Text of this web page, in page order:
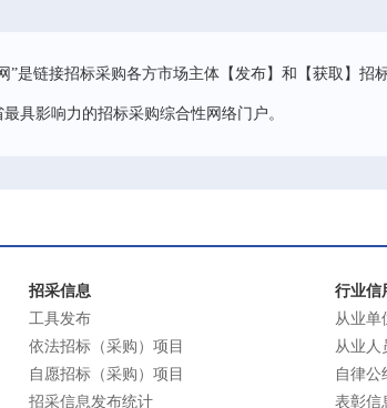
”是链接招标采购各方市场主体【发布】和【获取】
具影响力的招标采购综合性网络门户。
招采信息
工具发布
依法招标（采购）项目
自愿招标（采购）项目
招采信息发布统计
行业信
从业单
从业人
自律公
表彰信